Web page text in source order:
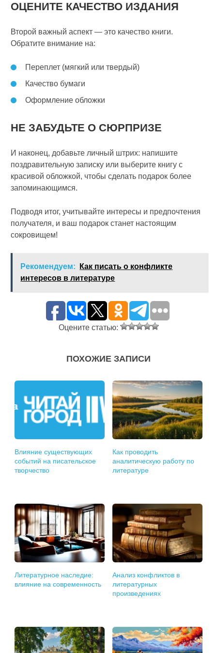
ОЦЕНИТЕ КАЧЕСТВО ИЗДАНИЯ
Второй важный аспект — это качество книги.
Обратите внимание на:
Переплет (мягкий или твердый)
Качество бумаги
Оформление обложки
НЕ ЗАБУДЬТЕ О СЮРПРИЗЕ
И наконец, добавьте личный штрих: напишите
поздравительную записку или выберите книгу с
красивой обложкой, чтобы сделать подарок более
запоминающимся.
Подводя итог, учитывайте интересы и предпочтения
получателя, и ваш подарок станет настоящим
сокровищем!
Рекомендуем:
Как писать о конфликте
интересов в литературе
Оцените статью:
ПОХОЖИЕ ЗАПИСИ
Влияние существующих
событий на писательское
творчество
Как проводить
аналитическую работу по
литературе
Литературное наследие:
влияние на современность
Анализ конфликтов в
литературных
произведениях